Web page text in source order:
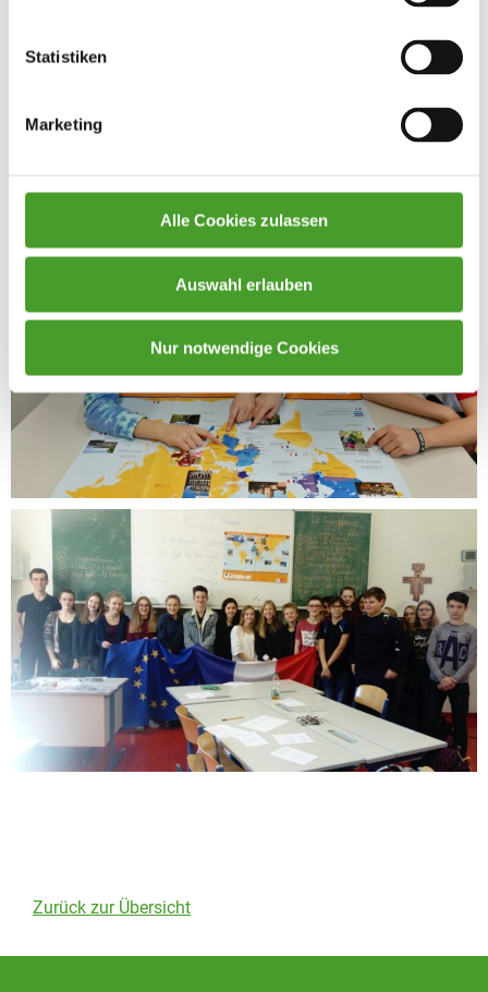
Statistiken
Marketing
Alle Cookies zulassen
Auswahl erlauben
Nur notwendige Cookies
Zurück zur Übersicht